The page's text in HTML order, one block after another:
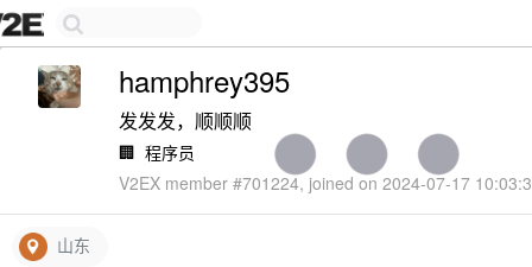
hamphrey395
发发发，顺顺顺
🏢 程序员
V2EX member #701224, joined on 2024-07-17
山东